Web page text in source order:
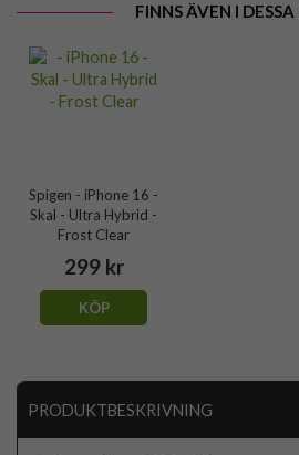
FINNS ÄVEN I DESSA
Spigen - iPhone 16 -
Skal - Ultra Hybrid -
Frost Clear
299 kr
KÖP
PRODUKTBESKRIVNING